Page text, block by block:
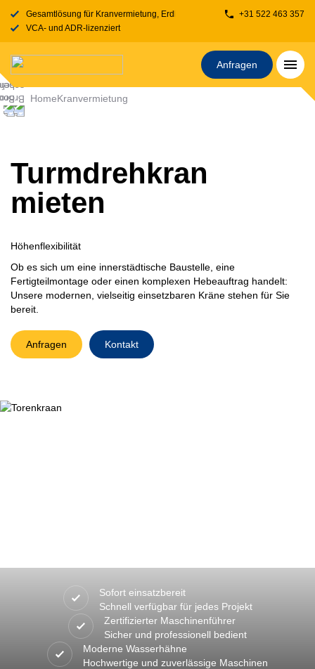
Gesamtlösung für Kranvermietung, Erdbewegung, Transport,
VCA- und ADR-lizenziert
+31 522 463 357
Anfragen
HomeKranvermietung
Turmdrehkran
mieten
Höhenflexibilität
Ob es sich um eine innerstädtische Baustelle, eine
Fertigteilmontage oder einen komplexen Hebeauftrag handelt:
Unsere modernen, vielseitig einsetzbaren Kräne stehen für Sie
bereit.
Anfragen Kontakt
Sofort einsatzbereit
Schnell verfügbar für jedes Projekt
Zertifizierter Maschinenführer
Sicher und professionell bedient
Moderne Wasserhähne
Hochwertige und zuverlässige Maschinen